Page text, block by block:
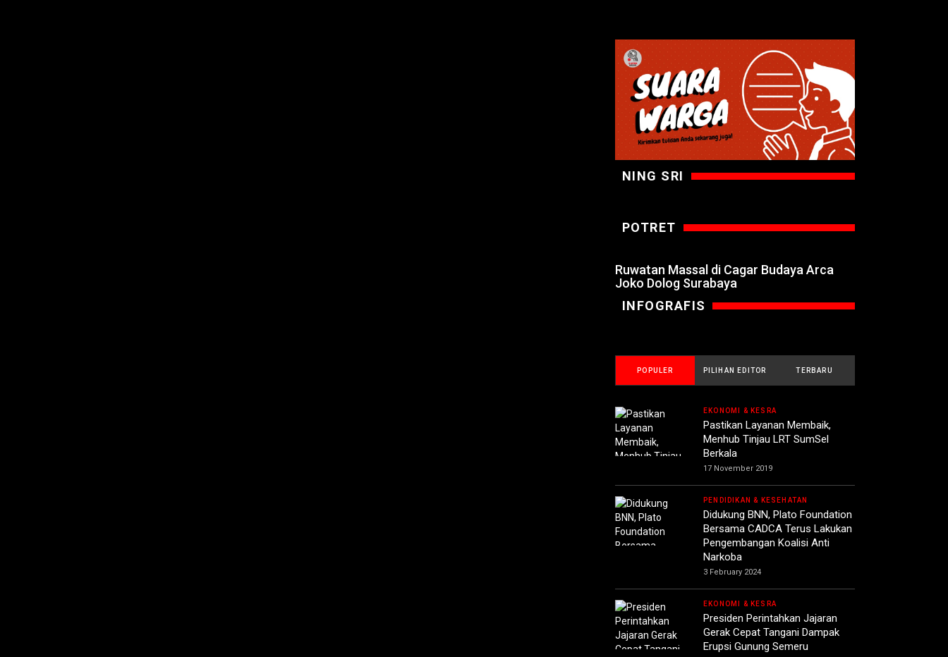
NING SRI
POTRET
Ruwatan Massal di Cagar Budaya Arca
Joko Dolog Surabaya
INFOGRAFIS
POPULER PILIHAN EDITOR TERBARU
EKONOMI & KESRA
Pastikan Layanan Membaik,
Menhub Tinjau LRT SumSel
Berkala
17 November 2019
PENDIDIKAN & KESEHATAN
Didukung BNN, Plato Foundation
Bersama CADCA Terus Lakukan
Pengembangan Koalisi Anti
Narkoba
3 February 2024
EKONOMI & KESRA
Presiden Perintahkan Jajaran
Gerak Cepat Tangani Dampak
Erupsi Gunung Semeru